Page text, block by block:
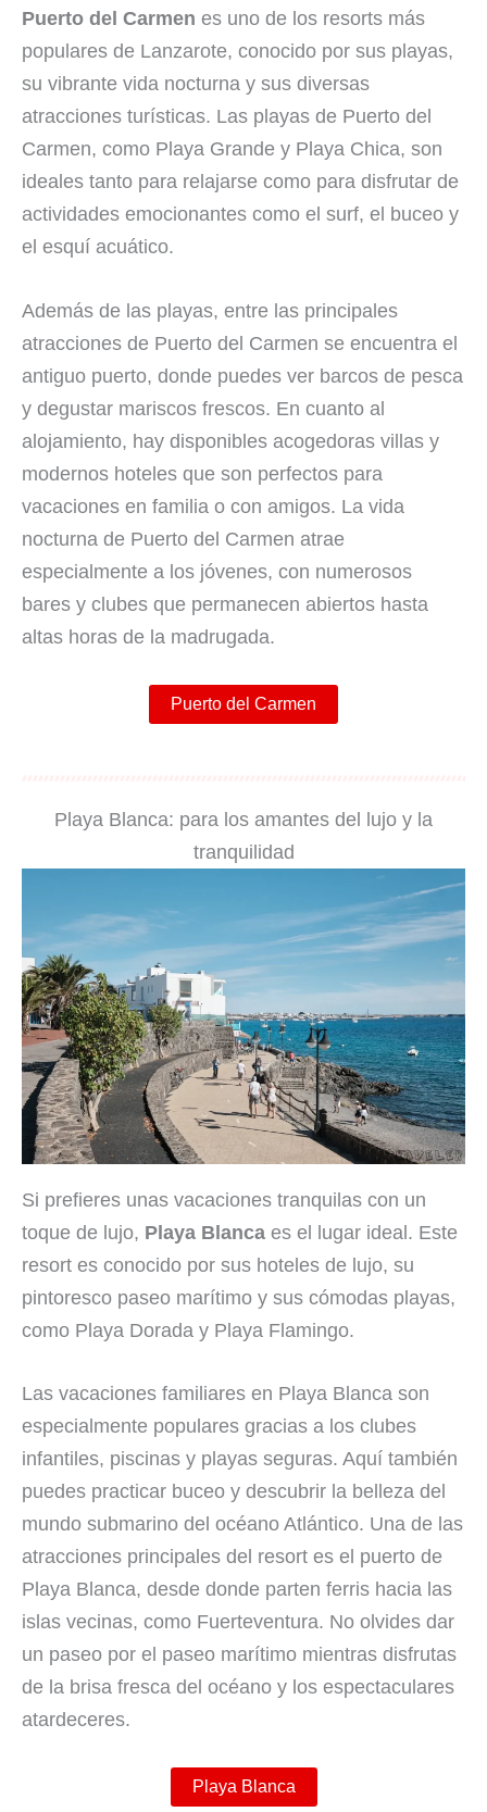
Puerto del Carmen es uno de los resorts más
populares de Lanzarote, conocido por sus playas,
su vibrante vida nocturna y sus diversas
atracciones turísticas. Las playas de Puerto del
Carmen, como Playa Grande y Playa Chica, son
ideales tanto para relajarse como para disfrutar de
actividades emocionantes como el surf, el buceo y
el esquí acuático.
Además de las playas, entre las principales
atracciones de Puerto del Carmen se encuentra el
antiguo puerto, donde puedes ver barcos de pesca
y degustar mariscos frescos. En cuanto al
alojamiento, hay disponibles acogedoras villas y
modernos hoteles que son perfectos para
vacaciones en familia o con amigos. La vida
nocturna de Puerto del Carmen atrae
especialmente a los jóvenes, con numerosos
bares y clubes que permanecen abiertos hasta
altas horas de la madrugada.
Puerto del Carmen
Playa Blanca: para los amantes del lujo y la
tranquilidad
Si prefieres unas vacaciones tranquilas con un
toque de lujo, Playa Blanca es el lugar ideal. Este
resort es conocido por sus hoteles de lujo, su
pintoresco paseo marítimo y sus cómodas playas,
como Playa Dorada y Playa Flamingo.
Las vacaciones familiares en Playa Blanca son
especialmente populares gracias a los clubes
infantiles, piscinas y playas seguras. Aquí también
puedes practicar buceo y descubrir la belleza del
mundo submarino del océano Atlántico. Una de las
atracciones principales del resort es el puerto de
Playa Blanca, desde donde parten ferris hacia las
islas vecinas, como Fuerteventura. No olvides dar
un paseo por el paseo marítimo mientras disfrutas
de la brisa fresca del océano y los espectaculares
atardeceres.
Playa Blanca